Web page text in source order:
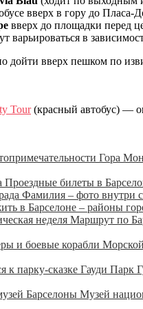
вверх в гору до Пласа-
вверх до площадки перед
в
вверх пешком по
Tour(красный автобус) —
Гора
Проездные билеты в
Фамилия – фото внутри
в Барселоне – районы
Маршрут по
Парк
Музей